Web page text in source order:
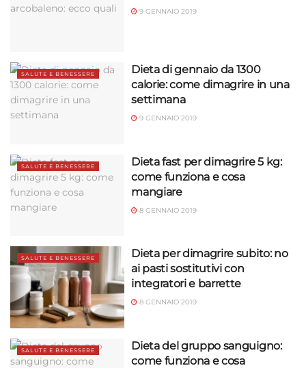
9 GENNAIO 2019
SALUTE E BENESSERE
Dieta di gennaio da 1300
calorie: come dimagrire in una
settimana
9 GENNAIO 2019
SALUTE E BENESSERE
Dieta fast per dimagrire 5 kg:
come funziona e cosa
mangiare
8 GENNAIO 2019
SALUTE E BENESSERE
Dieta per dimagrire subito: no
ai pasti sostitutivi con
integratori e barrette
8 GENNAIO 2019
SALUTE E BENESSERE
Dieta del gruppo sanguigno:
come funziona e cosa